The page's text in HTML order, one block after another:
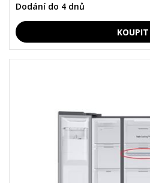
Dodání do 4 dnů